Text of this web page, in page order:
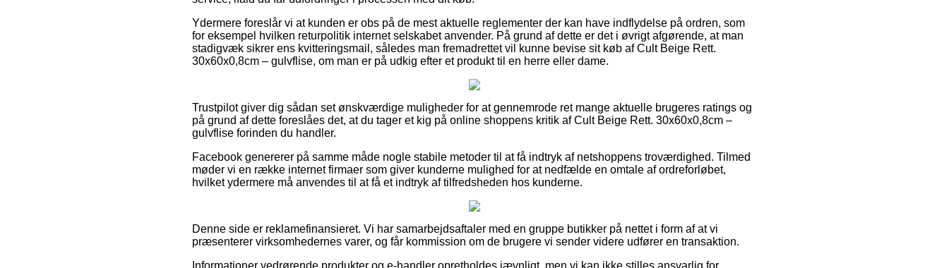
Ydermere foreslår vi at kunden er obs på de mest aktuelle reglementer der kan have indflydelse på ordren, som
for eksempel hvilken returpolitik internet selskabet anvender. På grund af dette er det i øvrigt afgørende, at man
stadigvæk sikrer ens kvitteringsmail, således man fremadrettet vil kunne bevise sit køb af Cult Beige Rett.
30x60x0,8cm – gulvflise, om man er på udkig efter et produkt til en herre eller dame.
Trustpilot giver dig sådan set ønskværdige muligheder for at gennemrode ret mange aktuelle brugeres ratings og
på grund af dette foreslåes det, at du tager et kig på online shoppens kritik af Cult Beige Rett. 30x60x0,8cm –
gulvflise forinden du handler.
Facebook genererer på samme måde nogle stabile metoder til at få indtryk af netshoppens troværdighed. Tilmed
møder vi en række internet firmaer som giver kunderne mulighed for at nedfælde en omtale af ordreforløbet,
hvilket ydermere må anvendes til at få et indtryk af tilfredsheden hos kunderne.
Denne side er reklamefinansieret. Vi har samarbejdsaftaler med en gruppe butikker på nettet i form af at vi
præsenterer virksomhedernes varer, og får kommission om de brugere vi sender videre udfører en transaktion.
Informationer vedrørende produkter og e-handler opretholdes jævnligt, men vi kan ikke stilles ansvarlig for